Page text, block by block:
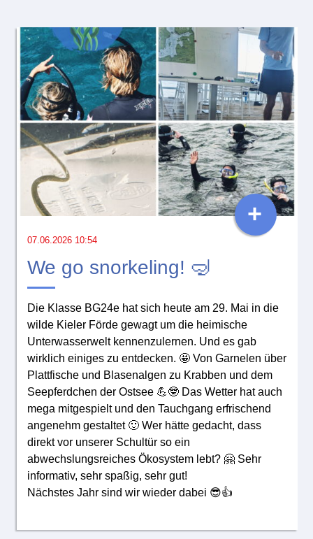
07.06.2026 10:54
We go snorkeling! 🤿
Die Klasse BG24e hat sich heute am 29. Mai in die
wilde Kieler Förde gewagt um die heimische
Unterwasserwelt kennenzulernen. Und es gab
wirklich einiges zu entdecken. 🤩 Von Garnelen über
Plattfische und Blasenalgen zu Krabben und dem
Seepferdchen der Ostsee 💪🤓 Das Wetter hat auch
mega mitgespielt und den Tauchgang erfrischend
angenehm gestaltet 🙂 Wer hätte gedacht, dass
direkt vor unserer Schultür so ein
abwechslungsreiches Ökosystem lebt? 🤗 Sehr
informativ, sehr spaßig, sehr gut!
Nächstes Jahr sind wir wieder dabei 😎👍
+